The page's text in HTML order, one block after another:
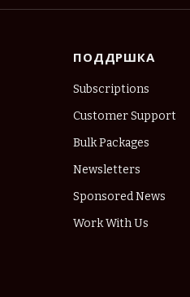
ПОДДРШКА
Subscriptions
Customer Support
Bulk Packages
Newsletters
Sponsored News
Work With Us